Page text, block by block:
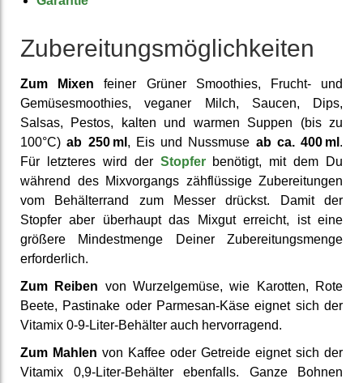
Zuberei­tungs­möglich­keiten
Zum Mixen feiner Grüner Smoothies, Frucht- und
Gemüse­smoothies, veganer Milch, Saucen, Dips,
Salsas, Pestos, kalten und warmen Suppen (bis zu
100°C)ab 250 ml , Eis und Nussmuse ab ca. 400 ml .
Für letzteres wird der Stopferbenötigt, mit dem Du
während des Mix­vorgangs zäh­flüssige Zu­bereitungen
vom Behälter­rand zum Messer drückst. Damit der
Stopfer aber überhaupt das Mixgut erreicht, ist eine
größere Mindest­menge Deiner Zube­reitungs­menge
erforder­lich.
Zum Reiben von Wurzel­gemüse, wie Karotten, Rote
Beete, Pastinake oder Parmesan-Käse eignet sich der
Vitamix 0-9-Liter-Behälter auch hervor­ragend.
Zum Mahlen von Kaffee oder Getreide eignet sich der
Vitamix 0,9-Liter-Behälter ebenfalls. Ganze Bohnen